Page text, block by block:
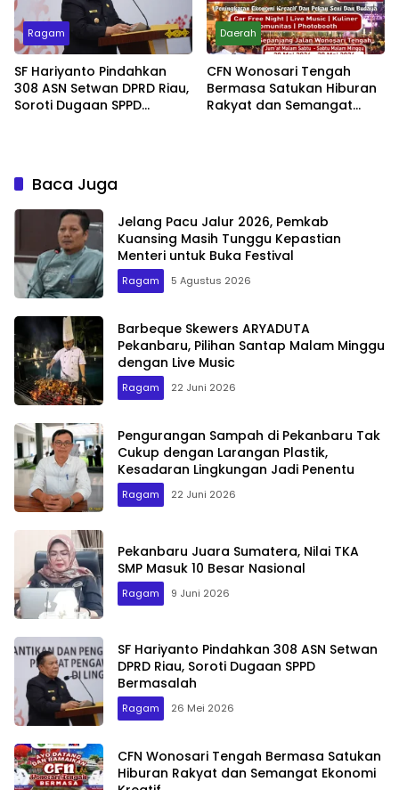
Ragam
SF Hariyanto Pindahkan
308 ASN Setwan DPRD Riau,
Soroti Dugaan SPPD
Daerah
CFN Wonosari Tengah
Bermasa Satukan Hiburan
Rakyat dan Semangat
Baca Juga
Jelang Pacu Jalur 2026, Pemkab
Kuansing Masih Tunggu Kepastian
Menteri untuk Buka Festival
Ragam 5 Agustus 2026
Barbeque Skewers ARYADUTA
Pekanbaru, Pilihan Santap Malam Minggu
dengan Live Music
Ragam 22 Juni 2026
Pengurangan Sampah di Pekanbaru Tak
Cukup dengan Larangan Plastik,
Kesadaran Lingkungan Jadi Penentu
Ragam 22 Juni 2026
Pekanbaru Juara Sumatera, Nilai TKA
SMP Masuk 10 Besar Nasional
Ragam 9 Juni 2026
SF Hariyanto Pindahkan 308 ASN Setwan
DPRD Riau, Soroti Dugaan SPPD
Bermasalah
Ragam 26 Mei 2026
CFN Wonosari Tengah Bermasa Satukan
Hiburan Rakyat dan Semangat Ekonomi